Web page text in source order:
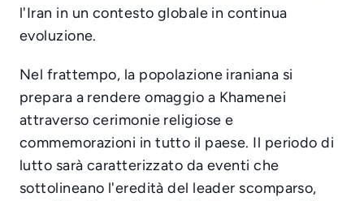
l'Iran in un contesto globale in continua
evoluzione.
Nel frattempo, la popolazione iraniana si
prepara a rendere omaggio a Khamenei
attraverso cerimonie religiose e
commemorazioni in tutto il paese. Il periodo di
lutto sarà caratterizzato da eventi che
sottolineano l'eredità del leader scomparso,